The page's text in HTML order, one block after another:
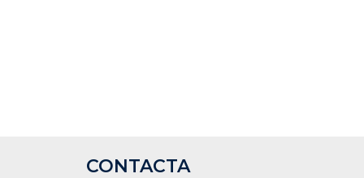
CONTACTA